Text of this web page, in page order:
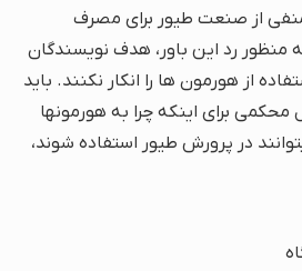
از صنعت طیور برای مصرف
منظور رد این باور، هدف نویسندگان
از هورمون ها را انکار نکنند. باید
برای اینکه چرا به هورمون­ها
در پرورش طیور استفاده شوند،